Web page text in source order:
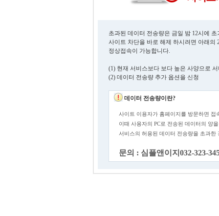
초과된 데이터 전송량은 금일 밤 12시에
사이트 차단을 바로 해제 하시려면 아래의
정상접속이 가능합니다.
(1) 현재 서비스보다 보다 높은 사양으로
(2) 데이터 전송량 추가 옵션을 신청
데이터 전송량이란?
사이트 이용자가 홈페이지를 방문하면 접
이때 사용자의 PC로 전송된 데이터의 양
서비스의 허용된 데이터 전송량을 초과
문의 : 심플앤이지032-323-